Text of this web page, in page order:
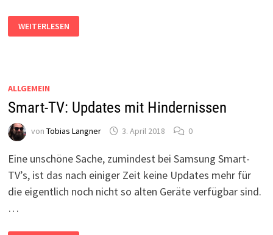
DRUCKER
FEHLER
WEITERLESEN
ALLGEMEIN
Smart-TV: Updates mit Hindernissen
von Tobias Langner 3. April 2018 0
Eine unschöne Sache, zumindest bei Samsung Smart-
TV’s, ist das nach einiger Zeit keine Updates mehr für
die eigentlich noch nicht so alten Geräte verfügbar sind.
…